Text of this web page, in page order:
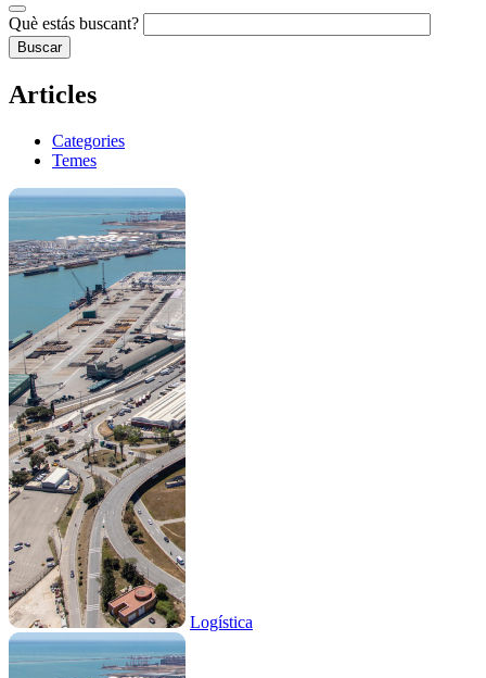
Què estás buscant?
Articles
Categories
Temes
Logística